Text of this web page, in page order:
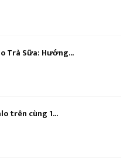
Trà Sữa: Hướng...
trên cùng 1...